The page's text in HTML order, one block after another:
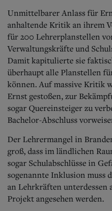
Unmittelbarer Anlass für
anhaltende Kritik an ihrem
für 200 Lehrerplanstellen
Verwaltungskräfte und
Damit kapitulierte sie
überhaupt alle Planstellen
können. Auf massive Kritik
Ernst gestoßen, zur
sogar Quereinsteiger zu
Bachelor-Abschluss
Der Lehrermangel in
groß, dass im ländlichen
sogar Schulabschlüsse in
sogenannte Inklusion muss
an Lehrkräften unterdessen
Projekt angesehen werden.